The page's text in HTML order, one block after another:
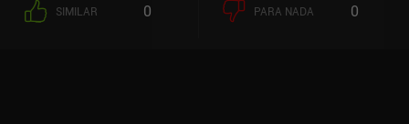
SIMILAR 0 PARA NADA 0